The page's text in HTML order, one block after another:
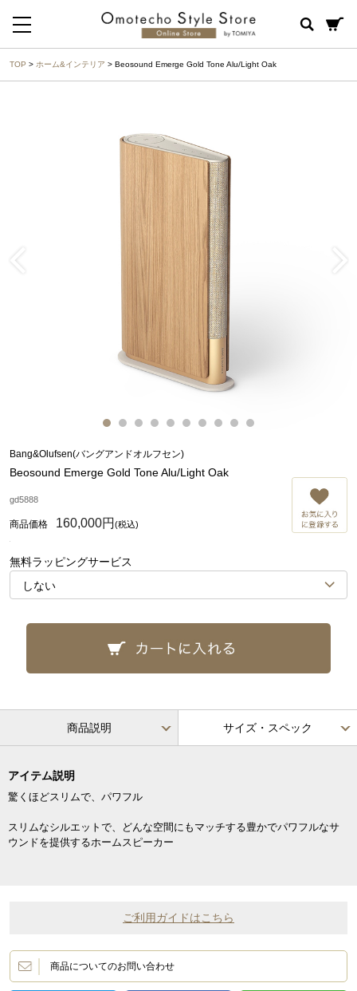
TOP > ホーム&インテリア > Beosound Emerge Gold Tone Alu/Light Oak
Bang&Olufsen(バングアンドオルフセン)
Beosound Emerge Gold Tone Alu/Light Oak
gd5888
160,000円 (税込)
無料ラッピングサービス
商品説明 サイズ・スペック
アイテム説明
驚くほどスリムで、パワフル
スリムなシルエットで、どんな空間にもマッチする豊かでパワフルなサ
ウンドを提供するホームスピーカー
ご利用ガイドはこちら
商品についてのお問い合わせ